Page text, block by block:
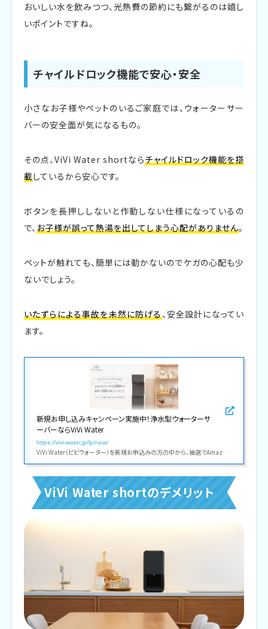
おいしい水を飲みつつ、光熱費の節約にも繋がるのは嬉し
いポイントですね。
チャイルドロック機能で安心・安全
小さなお子様やペットのいるご家庭では、ウォーターサー
バーの安全面が気になるもの。
その点、ViVi Water shortならチャイルドロック機能を搭
載しているから安心です。
ボタンを長押ししないと作動しない仕様になっているの
で、お子様が誤って熱湯を出してしまう心配がありません。
ペットが触れても、簡単には動かないのでケガの心配も少
ないでしょう。
いたずらによる事故を未然に防げる、安全設計になってい
ます。
新規お申し込みキャンペーン実施中！浄水型ウォーターサ
ーバーならViVi Water
https://vivi-water.jp/lp/new/
ViVi Water（ビビウォーター）を新規お申込みの方の中から、抽選でAmazonギフト券が当たるお得なキャンペーンを実施中。明日をつくる ViVi Water がここちよいウォーターサーバー体験を提供します。
ViVi Water shortのデメリット